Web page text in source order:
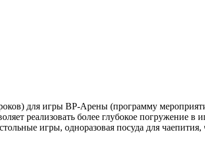
для игры ВР-Арены (программу
реализовать более глубокое погружение в
игры, одноразовая посуда для